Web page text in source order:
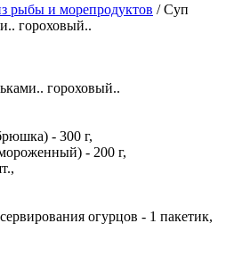
рыбы и морепродуктов / Суп
гороховый..
гороховый..
- 300 г,
- 200 г,
огурцов - 1 пакетик,